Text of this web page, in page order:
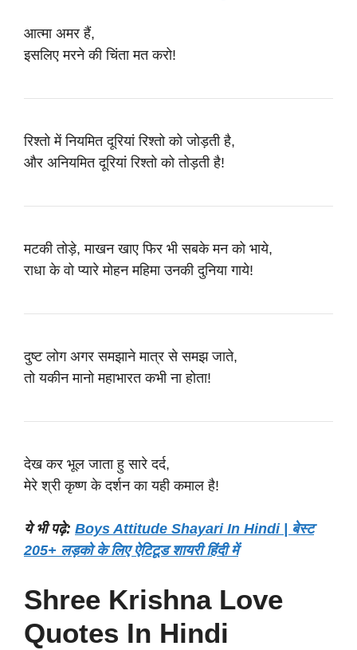
आत्मा अमर हैं,
इसलिए मरने की चिंता मत करो!
रिश्तो में नियमित दूरियां रिश्तो को जोड़ती है,
और अनियमित दूरियां रिश्तो को तोड़ती है!
मटकी तोड़े, माखन खाए फिर भी सबके मन को भाये,
राधा के वो प्यारे मोहन महिमा उनकी दुनिया गाये!
दुष्ट लोग अगर समझाने मात्र से समझ जाते,
तो यकीन मानो महाभारत कभी ना होता!
देख कर भूल जाता हु सारे दर्द,
मेरे श्री कृष्ण के दर्शन का यही कमाल है!
ये भी पढ़े: Boys Attitude Shayari In Hindi | बेस्ट
205+ लड़को के लिए ऐटिटूड शायरी हिंदी में
Shree Krishna Love
Quotes In Hindi